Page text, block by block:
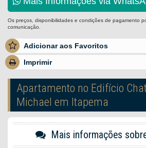
Os preços, disponibilidades e condições de pagamento
comunicação.
Adicionar aos Favoritos
Imprimir
Apartamento no Edifício
Michael em Itapema
Mais informações